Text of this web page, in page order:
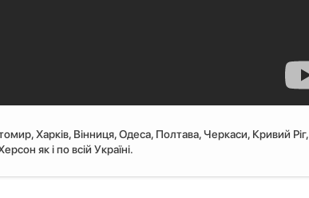
Харків, Вінниця, Одеса, Полтава, Черкаси, Кривий Ріг,
як і по всій Україні.